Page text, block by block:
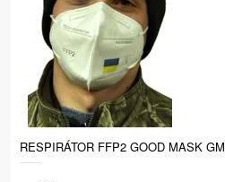
RESPIRÁTOR FFP2 GOOD MASK